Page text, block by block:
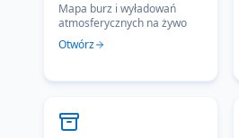
Mapa burz i wyładowań
atmosferycznych na żywo
Otwórz